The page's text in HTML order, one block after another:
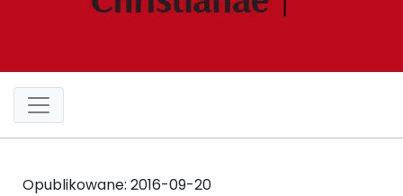
Opublikowane: 2016-09-20